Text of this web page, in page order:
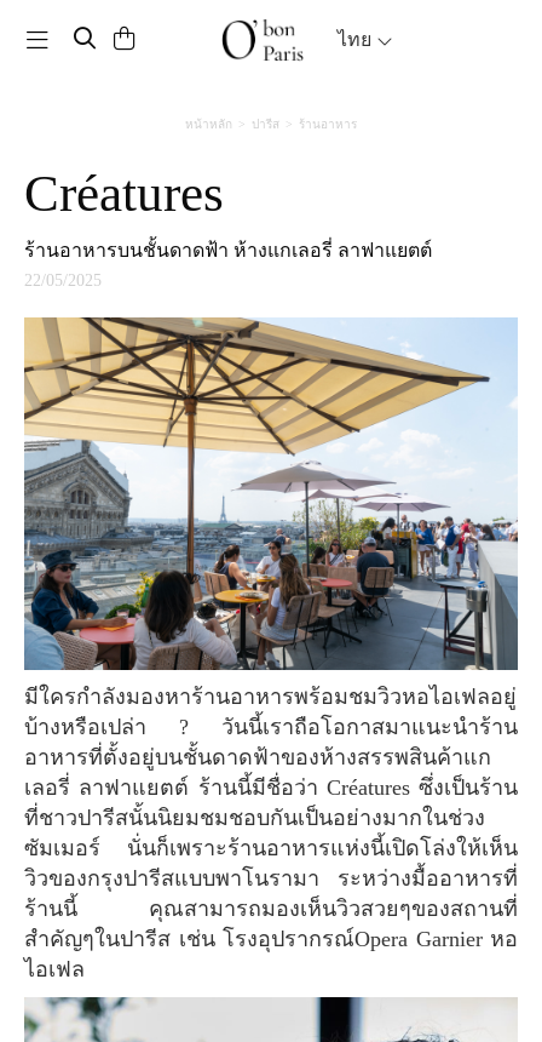
Toggle navigation ไทย
หน้าหลัก ปารีส ร้านอาหาร
Créatures
ร้านอาหารบนชั้นดาดฟ้า ห้างแกเลอรี่ ลาฟาแยตต์
22/05/2025
มีใครกำลังมองหาร้านอาหารพร้อมชมวิวหอไอเฟลอยู่
บ้างหรือเปล่า ? วันนี้เราถือโอกาสมาแนะนำร้าน
อาหารที่ตั้งอยู่บนชั้นดาดฟ้าของห้างสรรพสินค้าแก
เลอรี่ ลาฟาแยตต์ ร้านนี้มีชื่อว่า Créatures ซึ่งเป็นร้าน
ที่ชาวปารีสนั้นนิยมชมชอบกันเป็นอย่างมากในช่วง
ซัมเมอร์ นั่นก็เพราะร้านอาหารแห่งนี้เปิดโล่งให้เห็น
วิวของกรุงปารีสแบบพาโนรามา ระหว่างมื้ออาหารที่
ร้านนี้ คุณสามารถมองเห็นวิวสวยๆของสถานที่
สำคัญๆในปารีส เช่น โรงอุปรากรณ์Opera Garnier หอ
ไอเฟล